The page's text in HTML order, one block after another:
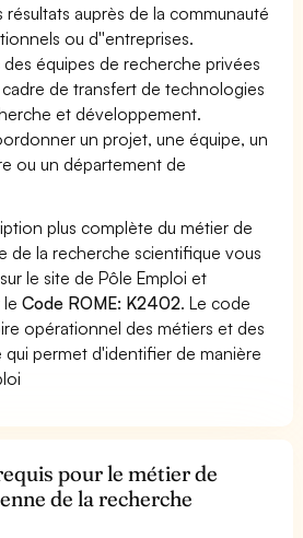
résultats auprès de la communauté
ou d''entreprises.
équipes de recherche privées
de transfert de technologies
et développement.
un projet, une équipe, un
ou un département de
plus complète du métier de
de la recherche scientifique vous
le site de Pôle Emploi et
leCode ROME: K2402. Le code
opérationnel des métiers et des
permet d'identifier de manière
pour le métier de
de la recherche